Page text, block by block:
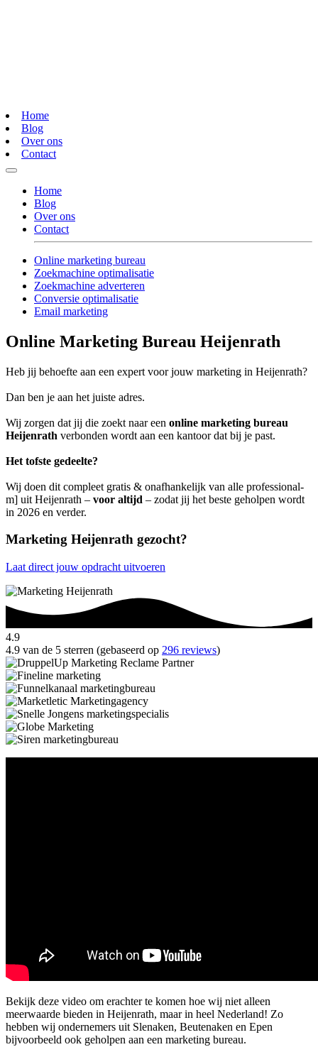
Home
Blog
Over ons
Contact
Home
Blog
Over ons
Contact
Online marketing bureau
Zoekmachine optimalisatie
Zoekmachine adverteren
Conversie optimalisatie
Email marketing
Online Marketing Bureau Heijenrath
Heb jij behoefte aan een expert voor jouw marketing in Heijenrath?
Dan ben je aan het juiste adres.
Wij zorgen dat jij die zoekt naar een online marketing bureau
Heijenrath verbonden wordt aan een kantoor dat bij je past.
Het tofste gedeelte?
Wij doen dit compleet gratis & onafhankelijk van alle professional-
m] uit Heijenrath – voor altijd – zodat jij het beste geholpen wordt
in 2026 en verder.
Marketing Heijenrath gezocht?
Laat direct jouw opdracht uitvoeren
4.9
4.9 van de 5 sterren (gebaseerd op 296 reviews)
Bekijk deze video om erachter te komen hoe wij niet alleen
meerwaarde bieden in Heijenrath, maar in heel Nederland! Zo
hebben wij ondernemers uit Slenaken, Beutenaken en Epen
bijvoorbeeld ook geholpen aan een marketing bureau.